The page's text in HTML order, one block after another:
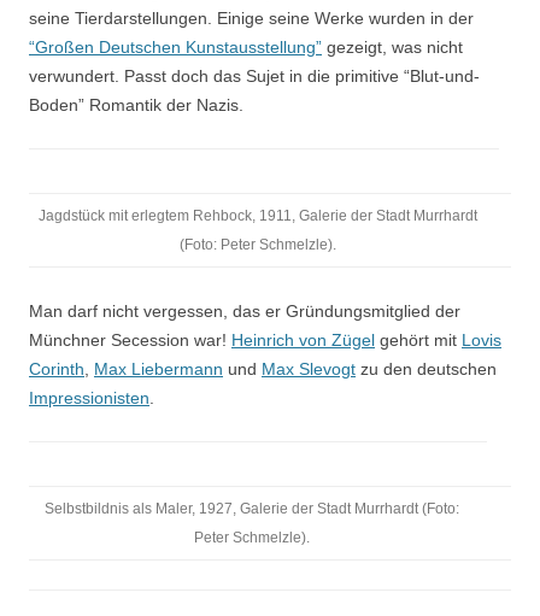
seine Tierdarstellungen. Einige seine Werke wurden in der
“Großen Deutschen Kunstausstellung” gezeigt, was nicht
verwundert. Passt doch das Sujet in die primitive “Blut-und-
Boden” Romantik der Nazis.
Jagdstück mit erlegtem Rehbock, 1911, Galerie der Stadt Murrhardt
(Foto: Peter Schmelzle).
Man darf nicht vergessen, das er Gründungsmitglied der
Münchner Secession war! Heinrich von Zügel gehört mit Lovis
Corinth
Max Liebermann und Max Slevogt zu den deutschen
Impressionisten
Selbstbildnis als Maler, 1927, Galerie der Stadt Murrhardt (Foto:
Peter Schmelzle).